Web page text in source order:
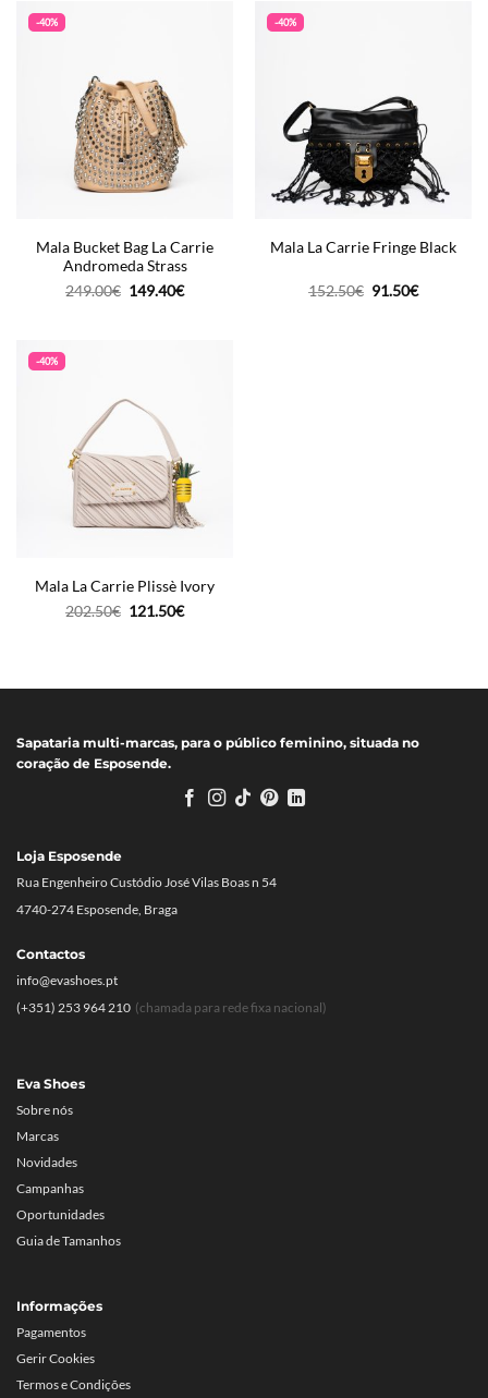
-40%
Mala Bucket Bag La Carrie
Andromeda Strass
249.00€ O
149.40€O
-40%
Mala La Carrie Fringe Black
152.50€ O
91.50€O
-40%
Mala La Carrie Plissè Ivory
202.50€ O
121.50€O
Sapataria multi-marcas, para o público feminino, situada no
coração de Esposende.
Eva Shoes
Sobre nós
Marcas
Novidades
Campanhas
Oportunidades
Guia de Tamanhos
Informações
Pagamentos
Gerir Cookies
Termos e Condições
Loja Esposende
Rua Engenheiro Custódio José Vilas Boas n 54
4740-274 Esposende, Braga
Contactos
info@evashoes.pt
(+351) 253 964 210 (chamada para rede fixa nacional)